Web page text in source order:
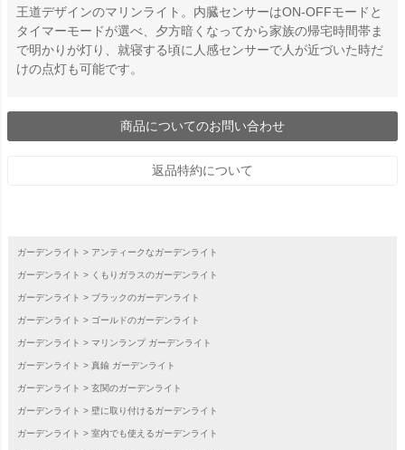
王道デザインのマリンライト。内臓センサーはON-OFFモードと
タイマーモードが選べ、夕方暗くなってから家族の帰宅時間帯ま
で明かりが灯り、就寝する頃に人感センサーで人が近づいた時だ
けの点灯も可能です。
商品についてのお問い合わせ
返品特約について
ガーデンライト アンティークなガーデンライト
ガーデンライト くもりガラスのガーデンライト
ガーデンライト ブラックのガーデンライト
ガーデンライト ゴールドのガーデンライト
ガーデンライト マリンランプ ガーデンライト
ガーデンライト 真鍮 ガーデンライト
ガーデンライト 玄関のガーデンライト
ガーデンライト 壁に取り付けるガーデンライト
ガーデンライト 室内でも使えるガーデンライト